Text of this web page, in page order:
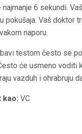
6 sekundi.
pokušaja. Vaš doktor
naporu.
testom često se
će usmeno voditi
vazduh i ohrabruju
kao: VC